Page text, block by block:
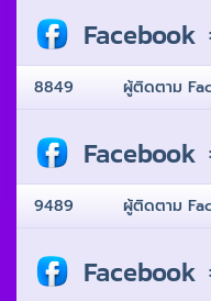
8849 ผู้ติดตาม
9489 ผู้ติดตาม